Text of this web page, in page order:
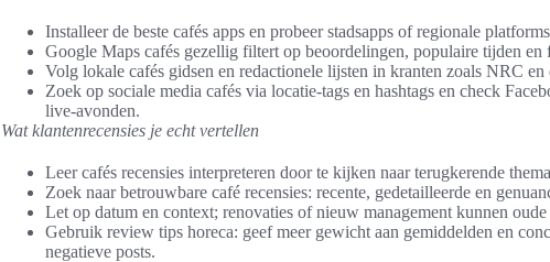
Installeer de beste cafés apps en probeer stadsapps of regionale
Google Maps cafés gezellig filtert op beoordelingen, populaire tijden en
Volg lokale cafés gidsen en redactionele lijsten in kranten zoals NRC
Zoek op sociale media cafés via locatie-tags en hashtags en check
live-avonden.
Wat klantenrecensies je echt vertellen
Leer cafés recensies interpreteren door te kijken naar terugkerende
Zoek naar betrouwbare café recensies: recente, gedetailleerde en
Let op datum en context; renovaties of nieuw management kunnen
Gebruik review tips horeca: geef meer gewicht aan gemiddelden en
negatieve posts.